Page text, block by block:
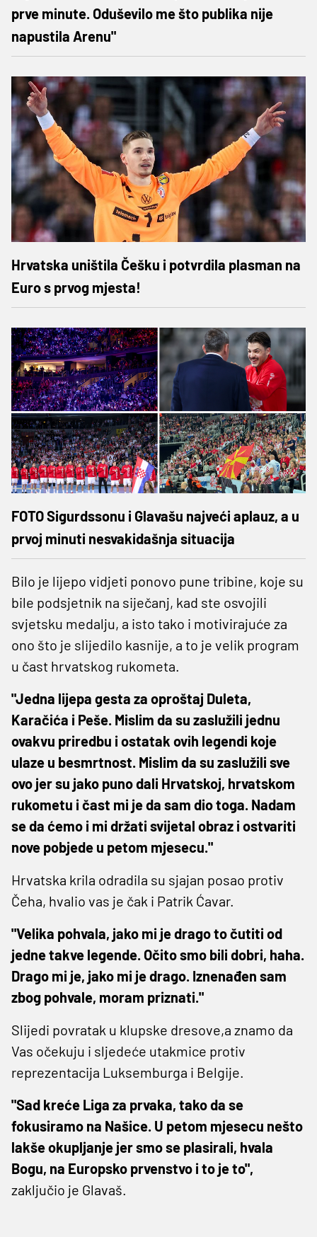
prve minute. Oduševilo me što publika nije
napustila Arenu"
Hrvatska uništila Češku i potvrdila plasman na
Euro s prvog mjesta!
FOTO Sigurdssonu i Glavašu najveći aplauz, a u
prvoj minuti nesvakidašnja situacija
Bilo je lijepo vidjeti ponovo pune tribine, koje su
bile podsjetnik na siječanj, kad ste osvojili
svjetsku medalju, a isto tako i motivirajuće za
ono što je slijedilo kasnije, a to je velik program
u čast hrvatskog rukometa.
"Jedna lijepa gesta za oproštaj Duleta,
Karačića i Peše. Mislim da su zaslužili jednu
ovakvu priredbu i ostatak ovih legendi koje
ulaze u besmrtnost. Mislim da su zaslužili sve
ovo jer su jako puno dali Hrvatskoj, hrvatskom
rukometu i čast mi je da sam dio toga. Nadam
se da ćemo i mi držati svijetal obraz i ostvariti
nove pobjede u petom mjesecu."
Hrvatska krila odradila su sjajan posao protiv
Čeha, hvalio vas je čak i Patrik Ćavar.
"Velika pohvala, jako mi je drago to čutiti od
jedne takve legende. Očito smo bili dobri, haha.
Drago mi je, jako mi je drago. Iznenađen sam
zbog pohvale, moram priznati."
Slijedi povratak u klupske dresove,a znamo da
Vas očekuju i sljedeće utakmice protiv
reprezentacija Luksemburga i Belgije.
"Sad kreće Liga za prvaka, tako da se
fokusiramo na Našice. U petom mjesecu nešto
lakše okupljanje jer smo se plasirali, hvala
Bogu, na Europsko prvenstvo i to je to",
zaključio je Glavaš.